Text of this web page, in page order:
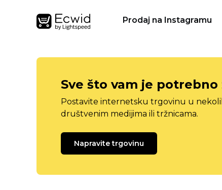
Prodaj na Instagramu
Sve što vam je
Postavite internetsku trgovinu u
društvenim medijima ili tržnicama.
Napravite trgovinu